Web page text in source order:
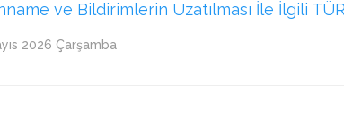
ve Bildirimlerin Uzatılması İle İlgili
2026 Çarşamba